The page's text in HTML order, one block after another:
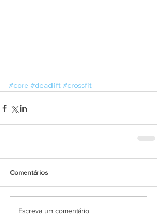
#core #deadlift #crossfit
Comentários
Escreva um comentário